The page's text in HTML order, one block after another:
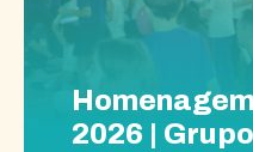
2026 |